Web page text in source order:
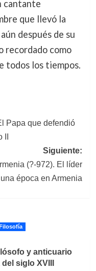
cantante
que llevó la
después de su
recordado como
todos los tiempos.
Papa que defendió
Siguiente:
(?-972). El líder
época en Armenia
y anticuario
siglo XVIII